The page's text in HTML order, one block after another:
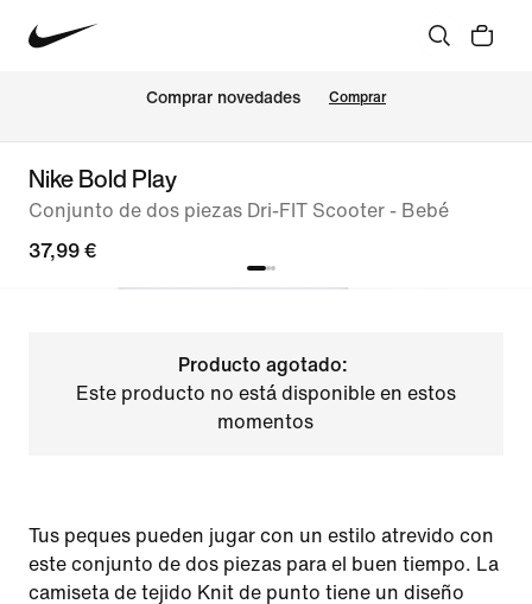
Comprar novedades Comprar
Nike Bold Play
Conjunto de dos piezas Dri-FIT Scooter - Bebé
37,99 €
Producto agotado:
Este producto no está disponible en estos
momentos
Tus peques pueden jugar con un estilo atrevido con
este conjunto de dos piezas para el buen tiempo. La
camiseta de tejido Knit de punto tiene un diseño